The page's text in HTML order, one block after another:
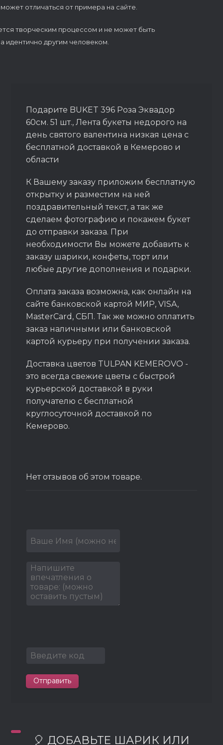
отличаться от примера на сайте.
творческим процессом и не может быть
идентично другим человеком.
Подарите BUKET 396 Роза Эквадор
60см. 51 шт., Лента букеты недорого на
день святого валентина низкая цена с
бесплатной доставкой в Кемерово и
области
К Вашему заказу приложим бесплатную
открытку и разместим на ней
поздравительный текст, а так же
сделаем фотографию и покажем букет
до отправки заказа. При
необходимости Вы можете добавить к
заказу шарики, конфеты, торт или
любые другие дополнения и подарки.
Оплата заказа возможна, как онлайн на
сайте банковской картой МИР, VISA,
MasterCard, СБП. Так же можно оплатить
заказ наличными или банковской
картой курьеру при получении заказа.
Доставка цветов TULPAN KEMEROVO -
это всегда свежие цветы с быстрой
курьерской доставкой в руки
получателю с бесплатной
круглосуточной доставкой по
Кемерово.
Нет отзывов об этом товаре.
Отправить
🎈 ДОБАВЬТЕ ШАРИК ИЛИ